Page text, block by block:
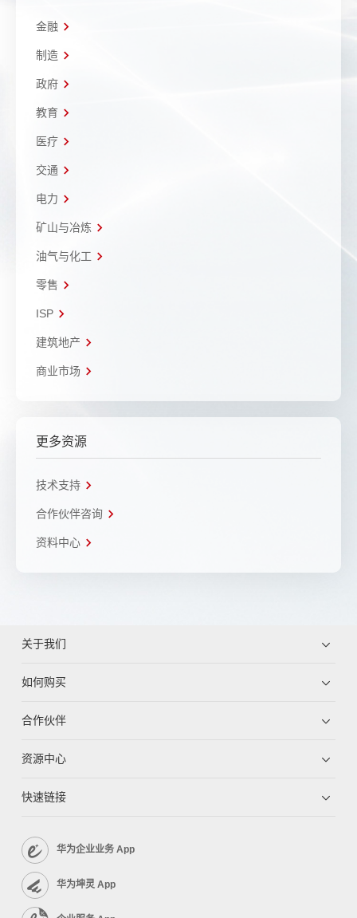
金融
制造
政府
教育
医疗
交通
电力
矿山与冶炼
油气与化工
零售
ISP
建筑地产
商业市场
更多资源
技术支持
合作伙伴咨询
资料中心
关于我们
如何购买
合作伙伴
资源中心
快速链接
华为企业业务 App
华为坤灵 App